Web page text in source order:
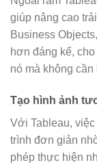
giúp nâng cao
Business
hơn đáng kể,
nó mà không
Tạo hình ảnh
Với Tableau,
trình đơn giản
phép thực hiện